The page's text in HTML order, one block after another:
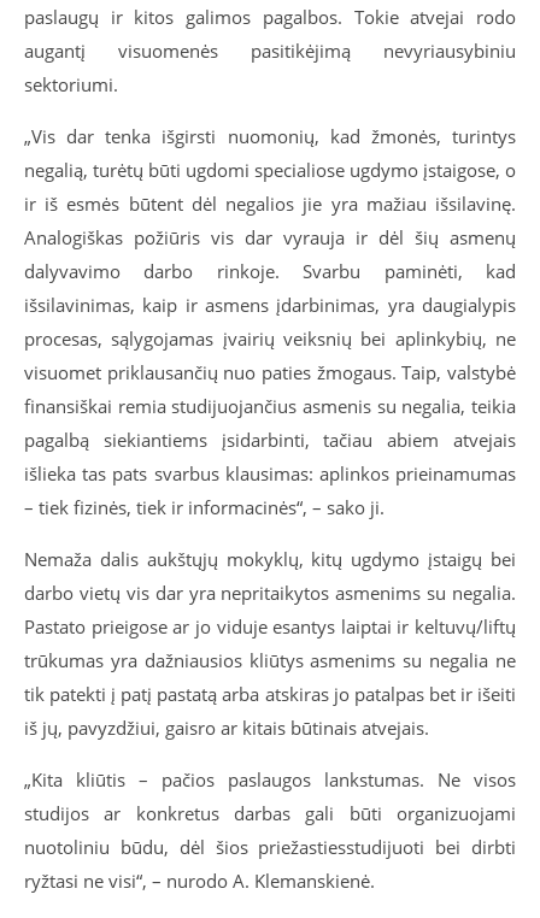
paslaugų ir kitos galimos pagalbos. Tokie atvejai rodo
augantį visuomenės pasitikėjimą nevyriausybiniu
sektoriumi.
„Vis dar tenka išgirsti nuomonių, kad žmonės, turintys
negalią, turėtų būti ugdomi specialiose ugdymo įstaigose, o
ir iš esmės būtent dėl negalios jie yra mažiau išsilavinę.
Analogiškas požiūris vis dar vyrauja ir dėl šių asmenų
dalyvavimo darbo rinkoje. Svarbu paminėti, kad
išsilavinimas, kaip ir asmens įdarbinimas, yra daugialypis
procesas, sąlygojamas įvairių veiksnių bei aplinkybių, ne
visuomet priklausančių nuo paties žmogaus. Taip, valstybė
finansiškai remia studijuojančius asmenis su negalia, teikia
pagalbą siekiantiems įsidarbinti, tačiau abiem atvejais
išlieka tas pats svarbus klausimas: aplinkos prieinamumas
– tiek fizinės, tiek ir informacinės“, – sako ji.
Nemaža dalis aukštųjų mokyklų, kitų ugdymo įstaigų bei
darbo vietų vis dar yra nepritaikytos asmenims su negalia.
Pastato prieigose ar jo viduje esantys laiptai ir keltuvų/liftų
trūkumas yra dažniausios kliūtys asmenims su negalia ne
tik patekti į patį pastatą arba atskiras jo patalpas bet ir išeiti
iš jų, pavyzdžiui, gaisro ar kitais būtinais atvejais.
„Kita kliūtis – pačios paslaugos lankstumas. Ne visos
studijos ar konkretus darbas gali būti organizuojami
nuotoliniu būdu, dėl šios priežastiesstudijuoti bei dirbti
ryžtasi ne visi“, – nurodo A. Klemanskienė.